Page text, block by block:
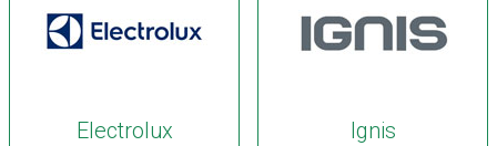
Electrolux Ignis